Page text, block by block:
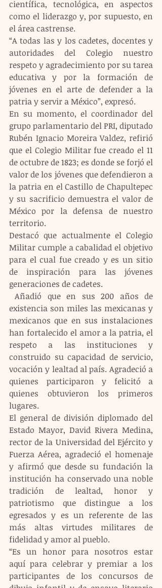
científica, tecnológica, en aspectos
como el liderazgo y, por supuesto, en
el área castrense.
“A todas las y los cadetes, docentes y
autoridades del Colegio nuestro
respeto y agradecimiento por su tarea
educativa y por la formación de
jóvenes en el arte de defender a la
patria y servir a México”, expresó.
En su momento, el coordinador del
grupo parlamentario del PRI, diputado
Rubén Ignacio Moreira Valdez, refirió
que el Colegio Militar fue creado el 11
de octubre de 1823; es donde se forjó el
valor de los jóvenes que defendieron a
la patria en el Castillo de Chapultepec
y su sacrificio demuestra el valor de
México por la defensa de nuestro
territorio.
Destacó que actualmente el Colegio
Militar cumple a cabalidad el objetivo
para el cual fue creado y es un sitio
de inspiración para las jóvenes
generaciones de cadetes.
Añadió que en sus 200 años de
existencia son miles las mexicanas y
mexicanos que en sus instalaciones
han fortalecido el amor a la patria, el
respeto a las instituciones y
construido su capacidad de servicio,
vocación y lealtad al país. Agradeció a
quienes participaron y felicitó a
quienes obtuvieron los primeros
lugares.
El general de división diplomado del
Estado Mayor, David Rivera Medina,
rector de la Universidad del Ejército y
Fuerza Aérea, agradeció el homenaje
y afirmó que desde su fundación la
institución ha conservado una noble
tradición de lealtad, honor y
patriotismo que distingue a los
egresados y es un referente de las
más altas virtudes militares de
fidelidad y amor al pueblo.
“Es un honor para nosotros estar
aquí para celebrar y premiar a los
participantes de los concursos de